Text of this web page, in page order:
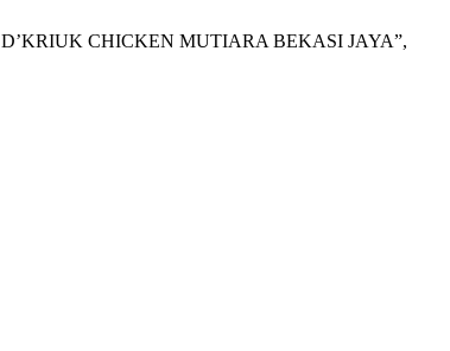
CHICKEN MUTIARA BEKASI JAYA”,